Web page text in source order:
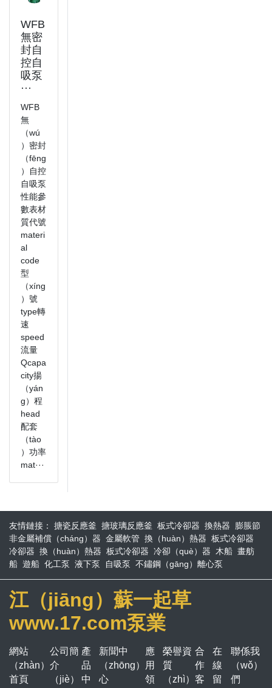
WFB
無密
封自
控自
吸泵
···
WFB
無
（wú
）密封
（fēng
）自控
自吸泵
性能參
數表材
質代號
materi
al
code
型
（xíng
）號
type轉
速
speed
流量
Qcapa
city揚
（yán
g）程
head
配套
（tào
）功率
mat···
友情鏈接： 搪瓷反應釜 搪玻璃反應釜 板式冷卻器 換熱器
膨脹節
非金屬補償（cháng）器 金屬軟管 換（huàn）熱器 板式冷卻器
冷卻器 換（huàn）熱器 板式冷卻器 冷卻（què）器 木船 畫舫
船 遊船 化工泵 液下泵 自吸泵 不鏽鋼（gāng）離心泵
江（jiāng）蘇一起草
www.17.com泵業
網站
（zhàn）
首頁
公司簡
介
（jiè）
產
品
中
新聞中
（zhōng）
心
應
用
領
榮譽資
質
（zhì）
合
作
客
在
線
留
聯係我
（wǒ）
們